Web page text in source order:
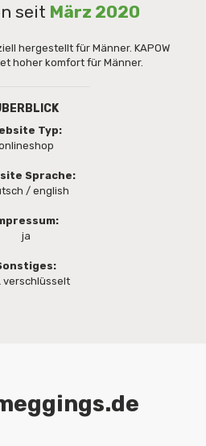
seit März 2020
hergestellt für Männer. KAPOW
hoher komfort für Männer.
Typ:
Sprache:
/ english
ja
verschlüsselt